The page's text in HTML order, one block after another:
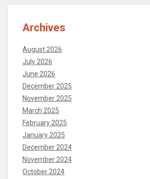
Archives
August 2026
July 2026
June 2026
December 2025
November 2025
March 2025
February 2025
January 2025
December 2024
November 2024
October 2024